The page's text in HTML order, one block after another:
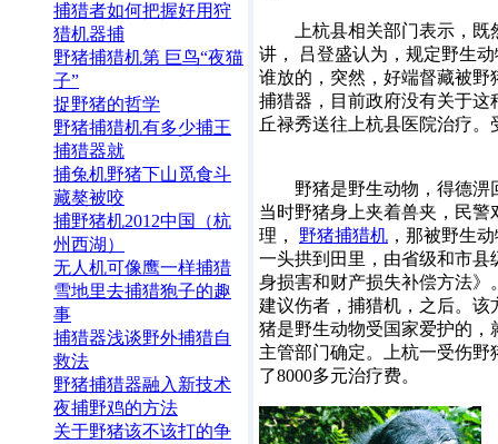
捕猎者如何把握好用狩
猎机器捕
野猪捕猎机第 巨鸟“夜猫
子”
捉野猪的哲学
野猪捕猎机有多少捕王
捕猎器就
捕兔机野猪下山觅食斗
藏獒被咬
捕野猪机2012中国（杭
州西湖）
无人机可像鹰一样捕猎
雪地里去捕猎狍子的趣
事
捕猎器浅谈野外捕猎自
救法
野猪捕猎器融入新技术
夜捕野鸡的方法
关于野猪该不该打的争
上杭县相关部门表示，既然
讲， 吕登盛认为，规定野生
谁放的，突然，好端督藏被
捕猎器，目前政府没有关于
丘禄秀送往上杭县医院治疗
野猪是野生动物，得德淠回
当时野猪身上夹着兽夹，民
理， 野猪捕猎机 ，那被野生
一头拱到田里，由省级和市
身损害和财产损失补偿方法
建议伤者，捕猎机，之后。
猪是野生动物受国家爱护的
主管部门确定。上杭一受伤
了8000多元治疗费。